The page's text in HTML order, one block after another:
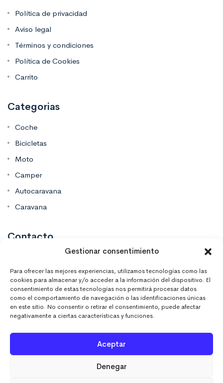
Gestionar consentimiento
Para ofrecer las mejores experiencias, utilizamos tecnologías como las
cookies para almacenar y/o acceder a la información del dispositivo. El
consentimiento de estas tecnologías nos permitirá procesar datos
como el comportamiento de navegación o las identificaciones únicas
en este sitio. No consentir o retirar el consentimiento, puede afectar
negativamente a ciertas características y funciones.
Aceptar
Denegar
Política de privacidad
Aviso legal
Términos y condiciones
Política de Cookies
Carrito
Categorias
Coche
Bicicletas
Moto
Camper
Autocaravana
Caravana
Contacto
637 671 470